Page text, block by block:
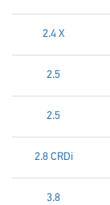
2.4 X
2.5
2.5
2.8 CRDi
3.8